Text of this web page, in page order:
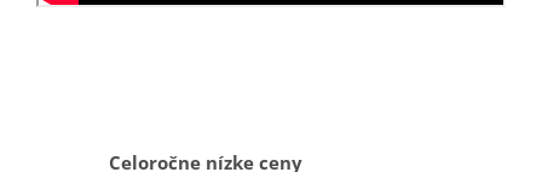
Celoročne nízke ceny